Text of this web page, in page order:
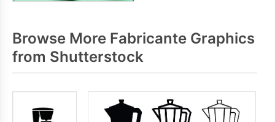
Browse More Fabricante Graphics
from Shutterstock